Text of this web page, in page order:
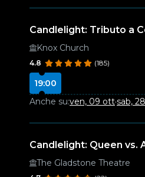
Candlelight: Tributo a
Knox Church
4.8 (185)
19:00
Anche su:ven, 09 ott·sab,
Candlelight: Queen vs.
The Gladstone Theatre